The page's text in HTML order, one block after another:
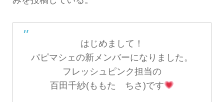
はじめまして！
パピマシェの新メンバーになりました。
フレッシュピンク担当の
百田千紗(ももた ちさ)です